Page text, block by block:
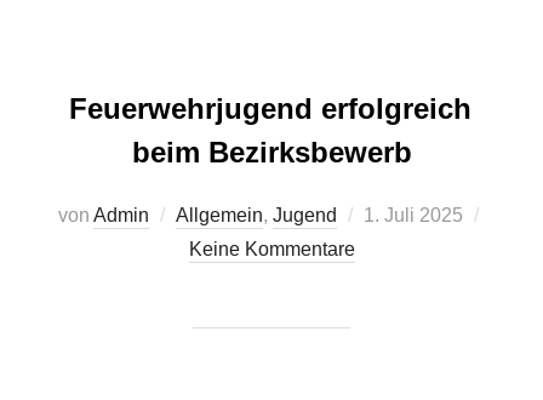
Feuerwehrjugend erfolgreich
beim Bezirksbewerb
von Admin Allgemein, Jugend
Veröffentlicht
1. Juli 2025
Keine Kommentare